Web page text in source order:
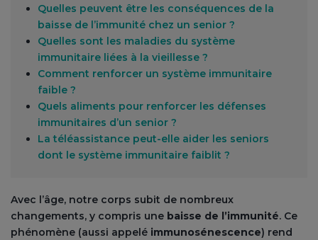
Quelles peuvent être les conséquences de la
baisse de l’immunité chez un senior ?
Quelles sont les maladies du système
immunitaire liées à la vieillesse ?
Comment renforcer un système immunitaire
faible ?
Quels aliments pour renforcer les défenses
immunitaires d’un senior ?
La téléassistance peut-elle aider les seniors
dont le système immunitaire faiblit ?
Avec l’âge, notre corps subit de nombreux
changements, y compris une baisse de l’immunité. Ce
phénomène (aussi appelé immunosénescence) rend